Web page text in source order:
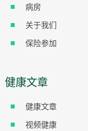
病房
关于我们
保险参加
健康文章
健康文章
视频健康